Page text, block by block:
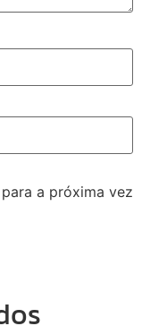
a próxima vez